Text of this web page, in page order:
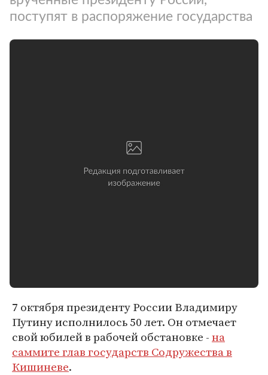
поступят в распоряжение государства
7 октября президенту России Владимиру
Путину исполнилось 50 лет. Он отмечает
свой юбилей в рабочей обстановке -на
саммите глав государств Содружества в
Кишиневе.